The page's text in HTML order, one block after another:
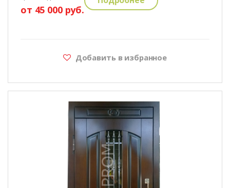
от 45 000 руб.
Добавить в избранное